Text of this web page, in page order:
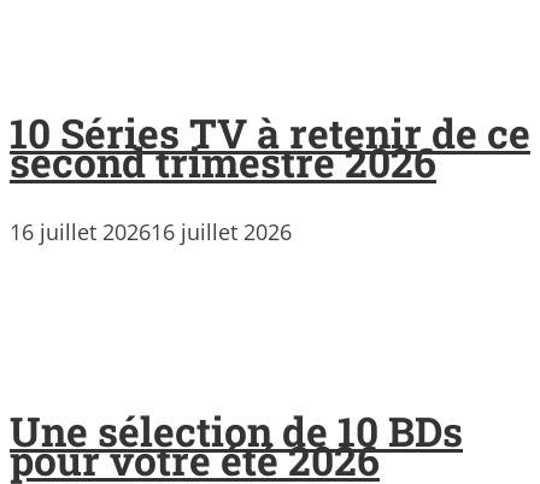
10 Séries TV à retenir de ce
second trimestre 2026
16 juillet 202616 juillet 2026
Une sélection de 10 BDs
pour votre été 2026